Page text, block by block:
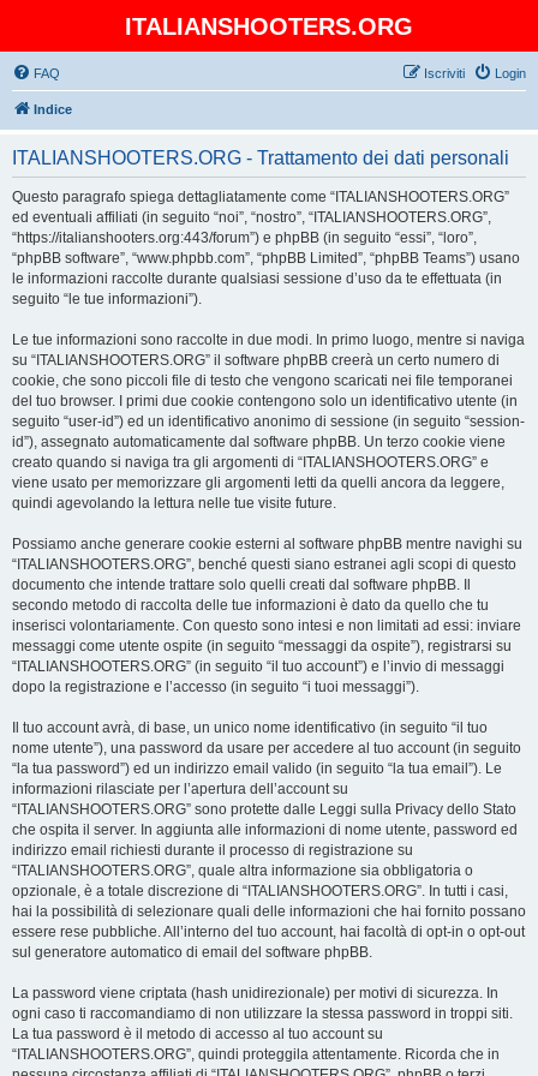
ITALIANSHOOTERS.ORG
FAQ Login
Iscriviti
Indice
ITALIANSHOOTERS.ORG - Trattamento dei dati personali
Questo paragrafo spiega dettagliatamente come “ITALIANSHOOTERS.ORG”
ed eventuali affiliati (in seguito “noi”, “nostro”, “ITALIANSHOOTERS.ORG”,
“https://italianshooters.org:443/forum”) e phpBB (in seguito “essi”, “loro”,
“phpBB software”, “www.phpbb.com”, “phpBB Limited”, “phpBB Teams”) usano
le informazioni raccolte durante qualsiasi sessione d’uso da te effettuata (in
seguito “le tue informazioni”).
Le tue informazioni sono raccolte in due modi. In primo luogo, mentre si naviga
su “ITALIANSHOOTERS.ORG” il software phpBB creerà un certo numero di
cookie, che sono piccoli file di testo che vengono scaricati nei file temporanei
del tuo browser. I primi due cookie contengono solo un identificativo utente (in
seguito “user-id”) ed un identificativo anonimo di sessione (in seguito “session-
id”), assegnato automaticamente dal software phpBB. Un terzo cookie viene
creato quando si naviga tra gli argomenti di “ITALIANSHOOTERS.ORG” e
viene usato per memorizzare gli argomenti letti da quelli ancora da leggere,
quindi agevolando la lettura nelle tue visite future.
Possiamo anche generare cookie esterni al software phpBB mentre navighi su
“ITALIANSHOOTERS.ORG”, benché questi siano estranei agli scopi di questo
documento che intende trattare solo quelli creati dal software phpBB. Il
secondo metodo di raccolta delle tue informazioni è dato da quello che tu
inserisci volontariamente. Con questo sono intesi e non limitati ad essi: inviare
messaggi come utente ospite (in seguito “messaggi da ospite”), registrarsi su
“ITALIANSHOOTERS.ORG” (in seguito “il tuo account”) e l’invio di messaggi
dopo la registrazione e l’accesso (in seguito “i tuoi messaggi”).
Il tuo account avrà, di base, un unico nome identificativo (in seguito “il tuo
nome utente”), una password da usare per accedere al tuo account (in seguito
“la tua password”) ed un indirizzo email valido (in seguito “la tua email”). Le
informazioni rilasciate per l’apertura dell’account su
“ITALIANSHOOTERS.ORG” sono protette dalle Leggi sulla Privacy dello Stato
che ospita il server. In aggiunta alle informazioni di nome utente, password ed
indirizzo email richiesti durante il processo di registrazione su
“ITALIANSHOOTERS.ORG”, quale altra informazione sia obbligatoria o
opzionale, è a totale discrezione di “ITALIANSHOOTERS.ORG”. In tutti i casi,
hai la possibilità di selezionare quali delle informazioni che hai fornito possano
essere rese pubbliche. All’interno del tuo account, hai facoltà di opt-in o opt-out
sul generatore automatico di email del software phpBB.
La password viene criptata (hash unidirezionale) per motivi di sicurezza. In
ogni caso ti raccomandiamo di non utilizzare la stessa password in troppi siti.
La tua password è il metodo di accesso al tuo account su
“ITALIANSHOOTERS.ORG”, quindi proteggila attentamente. Ricorda che in